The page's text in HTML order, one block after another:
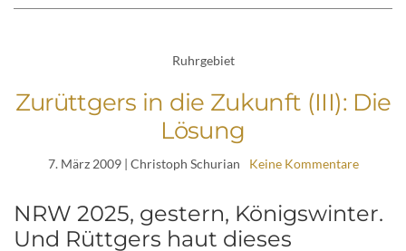
Ruhrgebiet
Zurüttgers in die Zukunft (III): Die
Lösung
7. März 2009| Christoph Schurian Keine Kommentare
NRW 2025, gestern, Königswinter.
Und Rüttgers haut dieses